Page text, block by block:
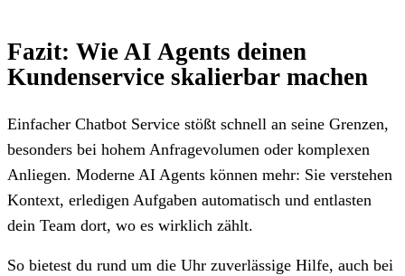
Fazit: Wie AI Agents deinen
Kundenservice skalierbar machen
Einfacher Chatbot Service stößt schnell an seine Grenzen,
besonders bei hohem Anfragevolumen oder komplexen
Anliegen. Moderne AI Agents können mehr: Sie verstehen
Kontext, erledigen Aufgaben automatisch und entlasten
dein Team dort, wo es wirklich zählt.
So bietest du rund um die Uhr zuverlässige Hilfe, auch bei